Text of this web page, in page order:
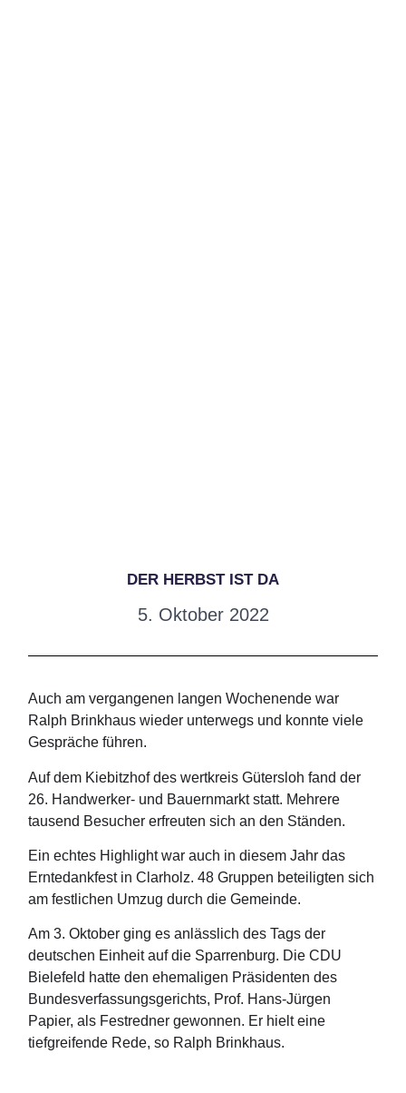
DER HERBST IST DA
5. Oktober 2022
Auch am vergangenen langen Wochenende war
Ralph Brinkhaus wieder unterwegs und konnte viele
Gespräche führen.
Auf dem Kiebitzhof des wertkreis Gütersloh fand der
26. Handwerker- und Bauernmarkt statt. Mehrere
tausend Besucher erfreuten sich an den Ständen.
Einechtes Highlight war auch in diesem Jahr das
Erntedankfest in Clarholz. 48 Gruppen beteiligten sich
am festlichen Umzug durch die Gemeinde.
Am 3. Oktober ging es anlässlich des Tags der
deutschen Einheit auf die Sparrenburg. Die CDU
Bielefeld hatte den ehemaligen Präsidenten des
Bundesverfassungsgerichts, Prof. Hans-Jürgen
Papier, als Festredner gewonnen. Er hielt eine
tiefgreifende Rede, so Ralph Brinkhaus.